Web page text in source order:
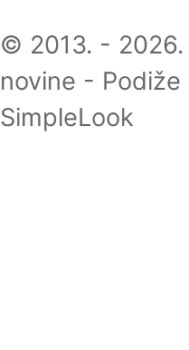
© 2013. - 2026.
novine - Podiže
SimpleLook